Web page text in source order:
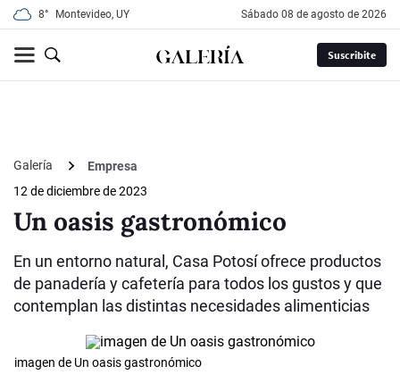
8° Montevideo, UY sábado 08 de agosto de 2026
Suscribite
Galería
Empresa
12 de diciembre de 2023
Un oasis gastronómico
En un entorno natural, Casa Potosí ofrece productos
de panadería y cafetería para todos los gustos y que
contemplan las distintas necesidades alimenticias
imagen de Un oasis gastronómico